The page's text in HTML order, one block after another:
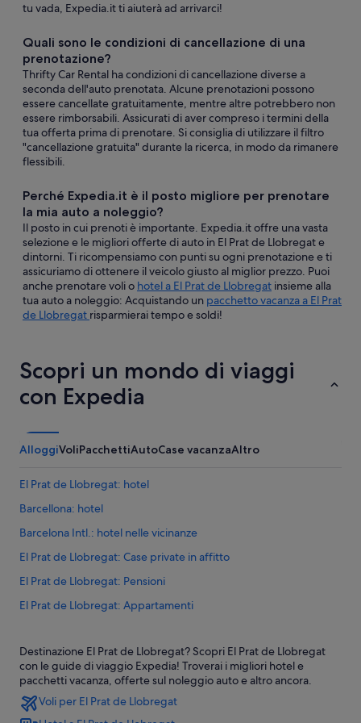
tu vada, Expedia.it ti aiuterà ad arrivarci!
Quali sono le condizioni di cancellazione di una
prenotazione?
Thrifty Car Rental ha condizioni di cancellazione diverse a
seconda dell'auto prenotata. Alcune prenotazioni possono
essere cancellate gratuitamente, mentre altre potrebbero non
essere rimborsabili. Assicurati di aver compreso i termini della
tua offerta prima di prenotare. Si consiglia di utilizzare il filtro
"cancellazione gratuita" durante la ricerca, in modo da rimanere
flessibili.
Perché Expedia.it è il posto migliore per prenotare
la mia auto a noleggio?
Il posto in cui prenoti è importante. Expedia.it offre una vasta
selezione e le migliori offerte di auto in El Prat de Llobregat e
dintorni. Ti ricompensiamo con punti su ogni prenotazione e ti
assicuriamo di ottenere il veicolo giusto al miglior prezzo. Puoi
anche prenotare voli o hotel a El Prat de Llobregat insieme alla
tua auto a noleggio: Acquistando un pacchetto vacanza a El Prat
de Llobregat risparmierai tempo e soldi!
Scopri un mondo di viaggi
con Expedia
AlloggiVoliPacchettiAutoCase vacanzaAltro
El Prat de Llobregat: hotel
Barcellona: hotel
Barcelona Intl.: hotel nelle vicinanze
El Prat de Llobregat: Case private in affitto
El Prat de Llobregat: Pensioni
El Prat de Llobregat: Appartamenti
El Prat de Llobregat: Campeggi
El Prat de Llobregat: Case rurali
El Prat de Llobregat: Case galleggianti
Destinazione El Prat de Llobregat? Scopri El Prat de Llobregat
con le guide di viaggio Expedia! Troverai i migliori hotel e
pacchetti vacanza, offerte sul noleggio auto e altro ancora.
Voli per El Prat de Llobregat